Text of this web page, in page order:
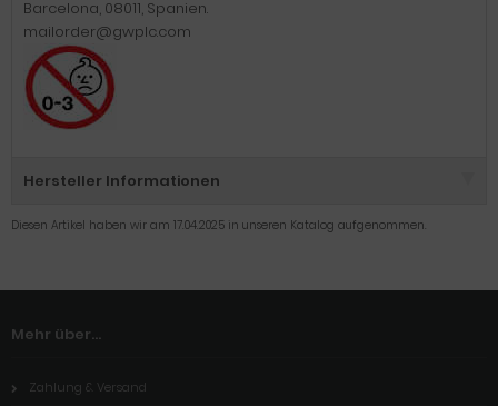
Barcelona, 08011, Spanien.
mailorder@gwplc.com
Hersteller Informationen
Diesen Artikel haben wir am 17.04.2025 in unseren Katalog aufgenommen.
Mehr über...
Zahlung & Versand